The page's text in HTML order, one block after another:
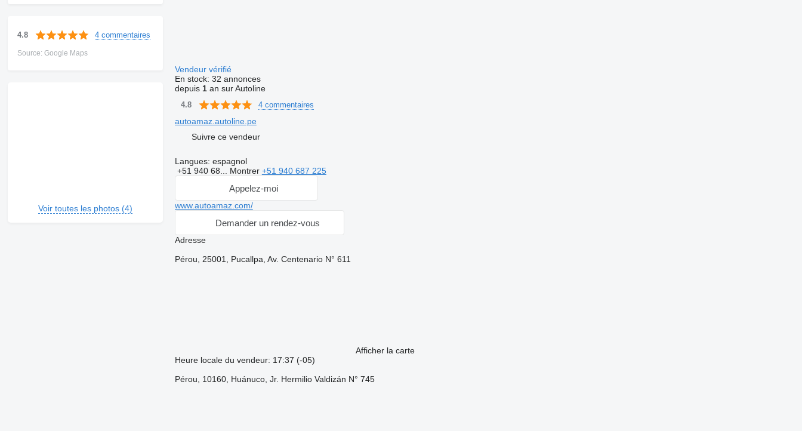
4.8 4 commentaires
Source: Google Maps
Voir toutes les photos (4)
Vendeur vérifié
En stock: 32 annonces
depuis 1an sur Autoline
4.8 4 commentaires
autoamaz.autoline.pe
Suivre ce vendeur
Langues: espagnol
+51 940 68... Montrer +51 940 687 225
Appelez-moi
www.autoamaz.com/
Demander un rendez-vous
Adresse
Pérou, 25001, Pucallpa, Av. Centenario N° 611
Afficher la carte
Heure locale du vendeur: 17:37 (-05)
Pérou, 10160, Huánuco, Jr. Hermilio Valdizán N° 745